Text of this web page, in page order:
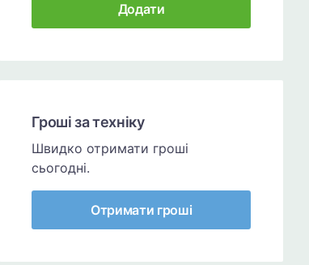
Додати
Гроші за техніку
Швидко отримати гроші
сьогодні.
Отримати гроші